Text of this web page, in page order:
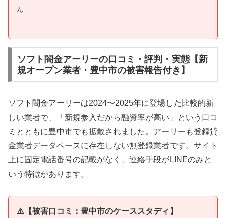
ん
ソフト闇金アーリーの口コミ・評判・実態【新
規オープン業者・豊中市の被害報告付き】
ソフト闇金アーリーは2024〜2025年に登場した比較的新
しい業者で、「新規参入だから融資率が高い」という口コ
ミとともに豊中市でも拡散されました。アーリーも登録貸
金業者データベースに存在しない無登録業者です。サイト
上に固定電話番号の記載がなく、連絡手段がLINEのみと
いう特徴があります。
⚠️【被害口コミ：豊中市のケーススタディ】